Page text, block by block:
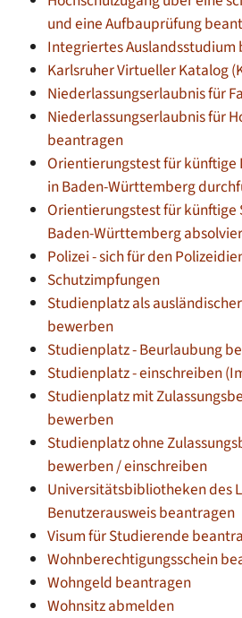
und eine Aufbauprüfung
Integriertes Auslandsstudium
Karlsruher Virtueller Katalog
Niederlassungserlaubnis für
Niederlassungserlaubnis für
beantragen
Orientierungstest für
in Baden-Württemberg
Orientierungstest für künftige
Baden-Württemberg
Polizei - sich für den
Schutzimpfungen
Studienplatz als
bewerben
Studienplatz - Beurlaubung
Studienplatz - einschreiben
Studienplatz mit
bewerben
Studienplatz ohne
bewerben / einschreiben
Universitätsbibliotheken des
Benutzerausweis beantragen
Visum für Studierende
Wohnberechtigungsschein
Wohngeld beantragen
Wohnsitz abmelden